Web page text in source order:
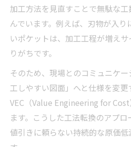
加工方法を見直すことで無駄な
んでいます。例えば、刃物が入
いポケットは、加工工程が増え
りがちです。
そのため、現場とのコミュニケ
工しやすい図面」へと仕様を変更
VEC（Value Engineering for
ます。こうした工法転換のアプ
値引きに頼らない持続的な原価